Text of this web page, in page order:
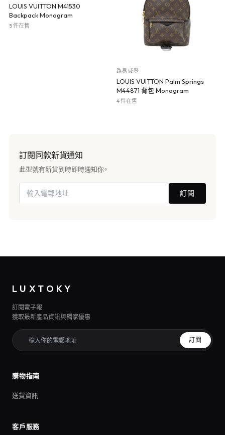
LOUIS VUITTON M41530
Backpack Monogram
5 件在售
路易威登
LOUIS VUITTON Palm Springs
M44871 背包 Monogram
4 件在售
訂閱同款新貨通知
此型號有新貨到時即時通知你。
訂閱
LUXTOKY
訂閱電子報
獲取最新產品資訊與獨家優惠
訂閱
購物指南
送貨資訊
客戶服務